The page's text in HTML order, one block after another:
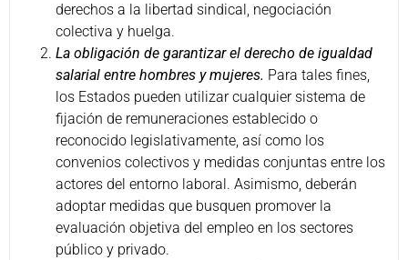
derechos a la libertad sindical, negociación
colectiva y huelga.
La obligación de garantizar el derecho de igualdad
salarial entre hombres y mujeres. Para tales fines,
los Estados pueden utilizar cualquier sistema de
fijación de remuneraciones establecido o
reconocido legislativamente, así como los
convenios colectivos y medidas conjuntas entre los
actores del entorno laboral. Asimismo, deberán
adoptar medidas que busquen promover la
evaluación objetiva del empleo en los sectores
público y privado.